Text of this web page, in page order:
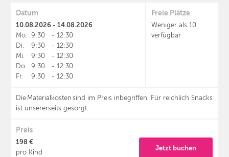
Datum
10.08.2026 - 14.08.2026
Mo. 9:30 - 12:30
Di.
9:30 - 12:30
Mi.
9:30 - 12:30
Do.
9:30 - 12:30
Fr.
9:30 - 12:30
Die Materialkosten sind im Preis inbegriffen. Für reichlich Snacks
ist unsererseits gesorgt.
Freie Plätze
Weniger als 10
verfügbar
Preis
198 €
pro Kind
Jetzt buchen